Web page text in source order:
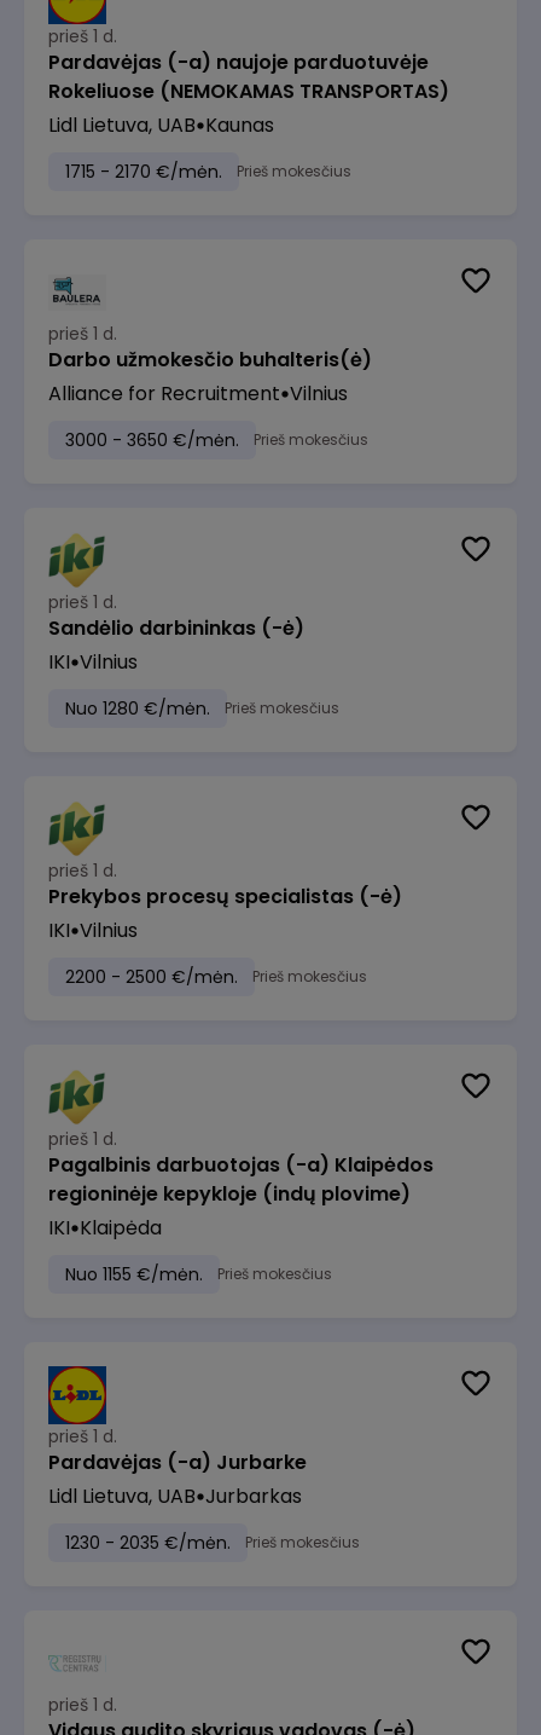
prieš 1 d.
Pardavėjas (-a) naujoje parduotuvėje
Rokeliuose (NEMOKAMAS TRANSPORTAS)
Lidl Lietuva, UAB Kaunas
1715 - 2170 €/mėn. Prieš mokesčius
prieš 1 d.
Darbo užmokesčio buhalteris(ė)
Alliance for Recruitment Vilnius
3000 - 3650 €/mėn. Prieš mokesčius
prieš 1 d.
Sandėlio darbininkas (-ė)
IKI Vilnius
Nuo 1280 €/mėn. Prieš mokesčius
prieš 1 d.
Prekybos procesų specialistas (-ė)
IKI Vilnius
2200 - 2500 €/mėn. Prieš mokesčius
prieš 1 d.
Pagalbinis darbuotojas (-a) Klaipėdos
regioninėje kepykloje (indų plovime)
IKI Klaipėda
Nuo 1155 €/mėn. Prieš mokesčius
prieš 1 d.
Pardavėjas (-a) Jurbarke
Lidl Lietuva, UAB Jurbarkas
1230 - 2035 €/mėn. Prieš mokesčius
prieš 1 d.